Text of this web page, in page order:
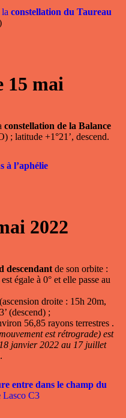
constellation du Taureau
15 mai
constellation de la Balance
; latitude +1°21’, descend.
à l’aphélie
2022
descendantde son orbite :
égale à 0° et elle passe au
droite : 15h 20m,
(descend) ;
56,85 rayons terrestres .
est rétrograde) est
janvier 2022 au 17 juillet
.
entre dans le champ du
Lasco C3